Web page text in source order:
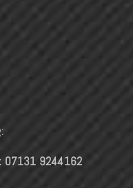
07131 9244162